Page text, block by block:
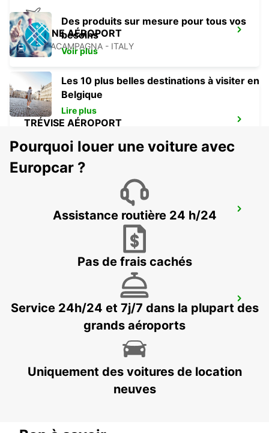
VÉRONE AÉROPORT
SOMMACAMPAGNA - ITALY
TRÉVISE AÉROPORT
MESTRE
ROVIGO
ROVIGO - ITALY
Des produits sur mesure pour tous vos
besoins
Voir plus
Les 10 plus belles destinations à visiter en
Belgique
Lire plus
Pourquoi louer une voiture avec
Europcar ?
Assistance routière 24 h/24
Pas de frais cachés
Service 24h/24 et 7j/7 dans la plupart des
grands aéroports
Uniquement des voitures de location
neuves